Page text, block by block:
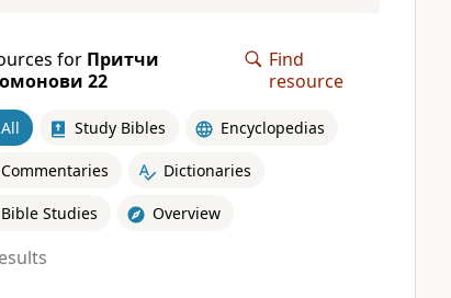
for Притчи
22
Find
resource
All Study Bibles Encyclopedias
Commentaries Dictionaries
Bible Studies Overview